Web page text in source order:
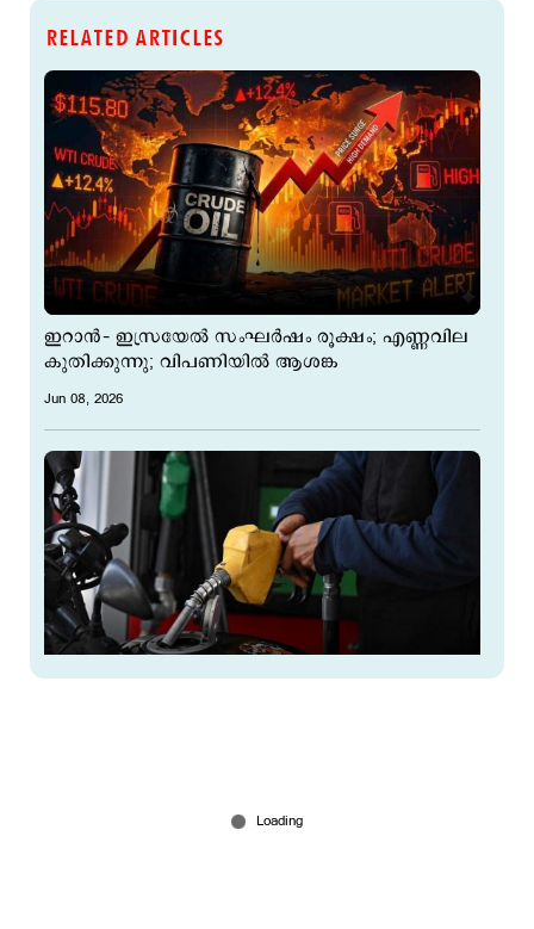
RELATED ARTICLES
ഇറാന്‍– ഇസ്രയേല്‍ സംഘര്‍ഷം രൂക്ഷം; എണ്ണവില
കുതിക്കുന്നു; വിപണിയില്‍ ആശങ്ക
Jun 08, 2026